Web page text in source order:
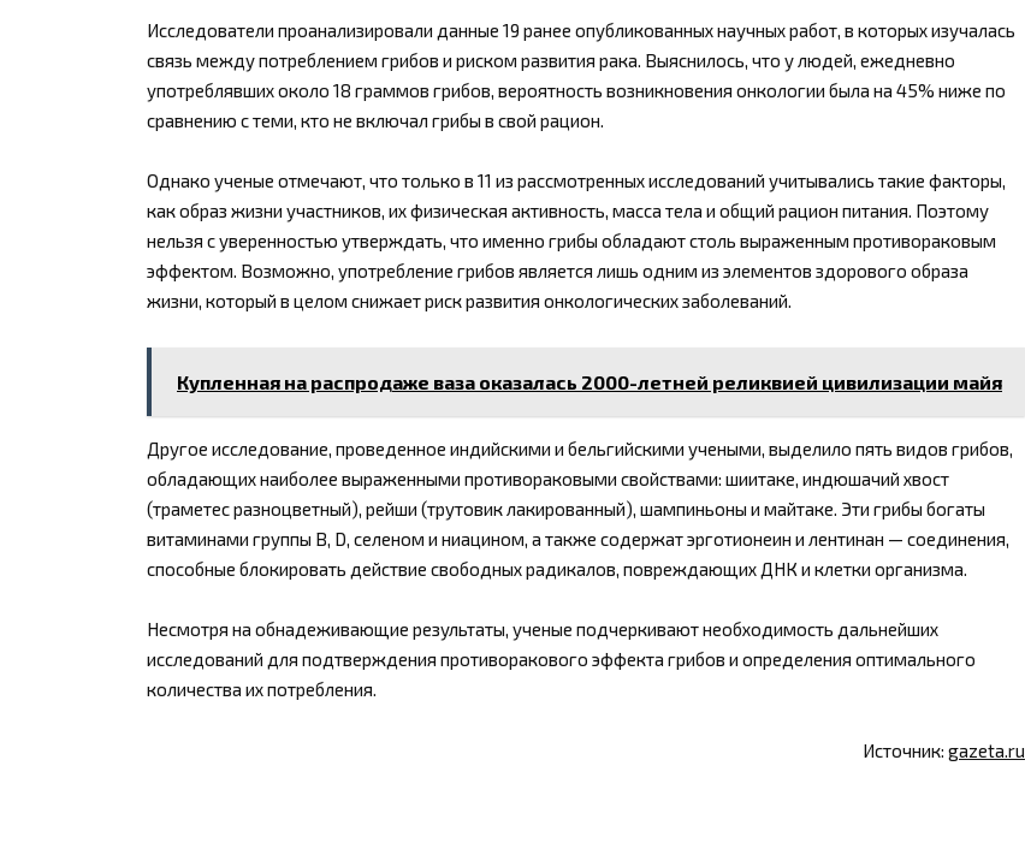
Исследователи проанализировали данные 19 ранее опубликованных научных работ, в которых изучалась
связь между потреблением грибов и риском развития рака. Выяснилось, что у людей, ежедневно
употреблявших около 18 граммов грибов, вероятность возникновения онкологии была на 45% ниже по
сравнению с теми, кто не включал грибы в свой рацион.
Однако ученые отмечают, что только в 11 из рассмотренных исследований учитывались такие факторы,
как образ жизни участников, их физическая активность, масса тела и общий рацион питания. Поэтому
нельзя с уверенностью утверждать, что именно грибы обладают столь выраженным противораковым
эффектом. Возможно, употребление грибов является лишь одним из элементов здорового образа
жизни, который в целом снижает риск развития онкологических заболеваний.
Купленная на распродаже ваза оказалась 2000-летней реликвией цивилизации майя
Другое исследование, проведенное индийскими и бельгийскими учеными, выделило пять видов грибов,
обладающих наиболее выраженными противораковыми свойствами: шиитаке, индюшачий хвост
(траметес разноцветный), рейши (трутовик лакированный), шампиньоны и майтаке. Эти грибы богаты
витаминами группы В, D, селеном и ниацином, а также содержат эрготионеин и лентинан — соединения,
способные блокировать действие свободных радикалов, повреждающих ДНК и клетки организма.
Несмотря на обнадеживающие результаты, ученые подчеркивают необходимость дальнейших
исследований для подтверждения противоракового эффекта грибов и определения оптимального
количества их потребления.
Источник: gazeta.ru